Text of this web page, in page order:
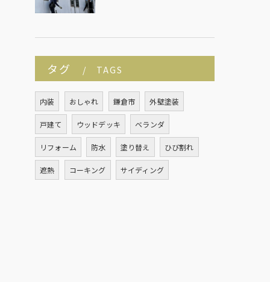
タグ TAGS
内装 おしゃれ 鎌倉市 外壁塗装
戸建て ウッドデッキ ベランダ
リフォーム 防水 塗り替え ひび割れ
遮熱 コーキング サイディング